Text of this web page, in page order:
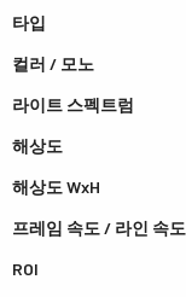
타입
컬러 / 모노
라이트 스펙트럼
해상도
해상도 WxH
프레임 속도 / 라인 속도
ROI